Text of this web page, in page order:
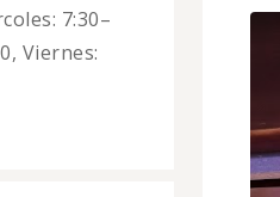
7:30–
Viernes: